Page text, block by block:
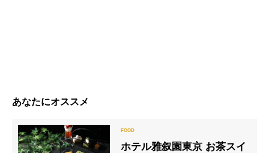
あなたにオススメ
ホテル雅叙園東京 お茶スイ